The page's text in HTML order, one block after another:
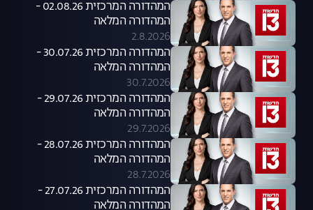
המהדורה המרכזית 02.08.26 -
המהדורה המלאה
2.8.2026
המהדורה המרכזית 30.07.26 -
המהדורה המלאה
30.7.2026
המהדורה המרכזית 29.07.26 -
המהדורה המלאה
29.7.2026
המהדורה המרכזית 28.07.26 -
המהדורה המלאה
28.7.2026
המהדורה המרכזית 27.07.26 -
המהדורה המלאה